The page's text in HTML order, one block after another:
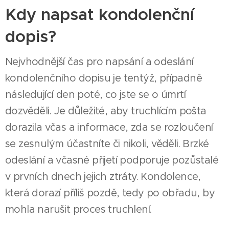
Kdy napsat kondolenční
dopis?
Nejvhodnější čas pro napsání a odeslání
kondolenčního dopisu je tentýž, případně
následující den poté, co jste se o úmrtí
dozvěděli. Je důležité, aby truchlícím pošta
dorazila včas a informace, zda se rozloučení
se zesnulým účastníte či nikoli, věděli. Brzké
odeslání a včasné přijetí podporuje pozůstalé
v prvních dnech jejich ztráty. Kondolence,
která dorazí příliš pozdě, tedy po obřadu, by
mohla narušit proces truchlení.